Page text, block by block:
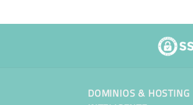
DOMINIOS & HOSTING